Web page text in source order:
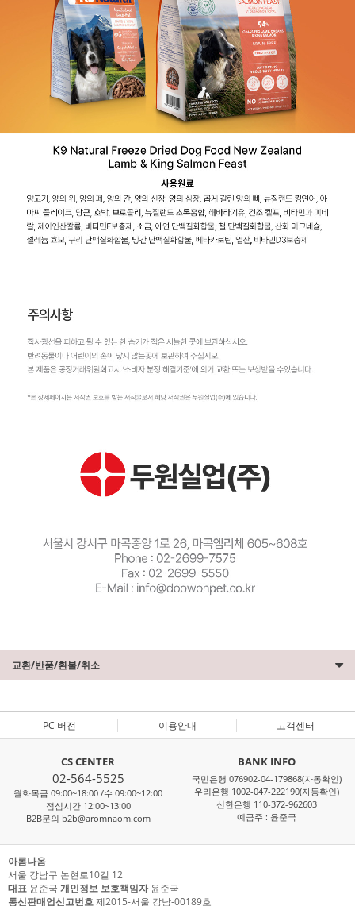
교환/반품/환불/취소
PC 버전 이용안내 고객센터
CS CENTER
02-564-5525
월화목금 09:00~18:00 /수 09:00~12:00
점심시간 12:00~13:00
B2B문의 b2b@aromnaom.com
BANK INFO
국민은행 076902-04-179868(자동확인)
우리은행 1002-047-222190(자동확인)
신한은행 110-372-962603
예금주 : 윤준국
아롬나옴
서울 강남구 논현로10길 12
대표 윤준국 개인정보 보호책임자윤준국
통신판매업신고번호제2015-서울 강남-00189호